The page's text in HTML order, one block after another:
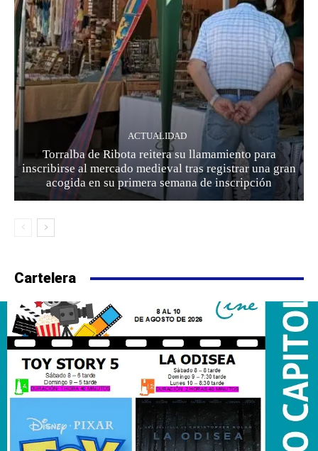
ACTUALIDAD
Torralba de Ribota reitera su llamamiento para
inscribirse al mercado medieval tras registrar una gran
acogida en su primera semana de inscripción
Cartelera